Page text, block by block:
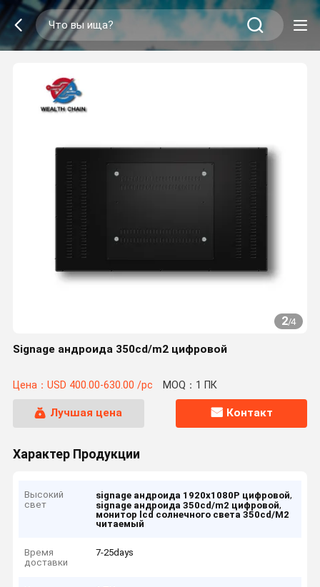
2/4
Signage андроида 350cd/m2 цифровой
Цена：USD 400.00-630.00 /pc MOQ：1 ПК
Лучшая цена Контакт
Характер Продукции
Высокий
свет
signage андроида 1920x1080P цифровой,
signage андроида 350cd/m2 цифровой,
монитор lcd солнечного света 350cd/M2
читаемый
Время
доставки
7-25days